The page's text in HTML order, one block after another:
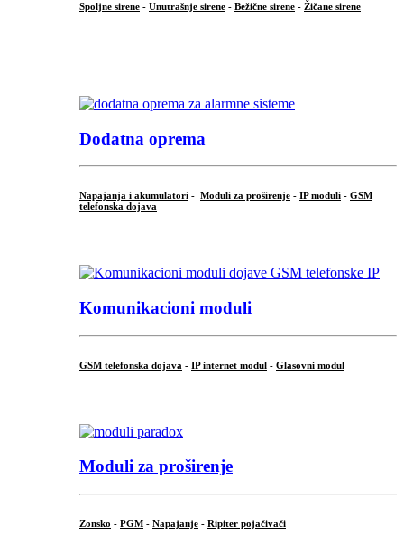
Spoljne sirene - Unutrašnje sirene - Bežične sirene - Žičane sirene
Dodatna oprema
Napajanja i akumulatori - Moduli za proširenje - IP moduli - GSM
telefonska dojava
Komunikacioni moduli
GSM telefonska dojava - IP internet modul - Glasovni modul
Moduli za proširenje
Zonsko - PGM - Napajanje - Ripiter pojačivači